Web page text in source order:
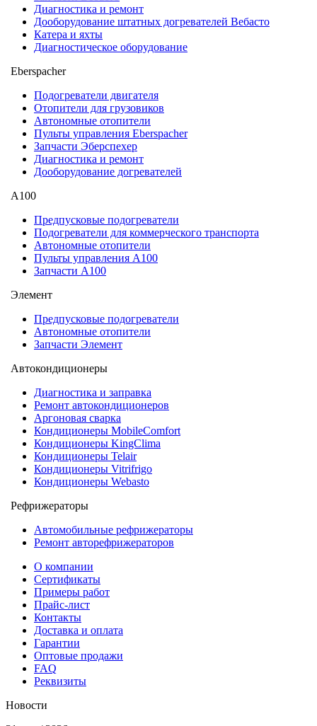
Диагностика и ремонт
Дооборудование штатных догревателей Вебасто
Катера и яхты
Диагностическое оборудование
Eberspacher
Подогреватели двигателя
Отопители для грузовиков
Автономные отопители
Пульты управления Eberspacher
Запчасти Эберспехер
Диагностика и ремонт
Дооборудование догревателей
А100
Предпусковые подогреватели
Подогреватели для коммерческого транспорта
Автономные отопители
Пульты управления A100
Запчасти А100
Элемент
Предпусковые подогреватели
Автономные отопители
Запчасти Элемент
Автокондиционеры
Диагностика и заправка
Ремонт автокондиционеров
Аргоновая сварка
Кондиционеры MobileComfort
Кондиционеры KingClima
Кондиционеры Telair
Кондиционеры Vitrifrigo
Кондиционеры Webasto
Рефрижераторы
Автомобильные рефрижераторы
Ремонт авторефрижераторов
О компании
Сертификаты
Примеры работ
Прайс-лист
Контакты
Доставка и оплата
Гарантии
Оптовые продажи
FAQ
Реквизиты
Новости